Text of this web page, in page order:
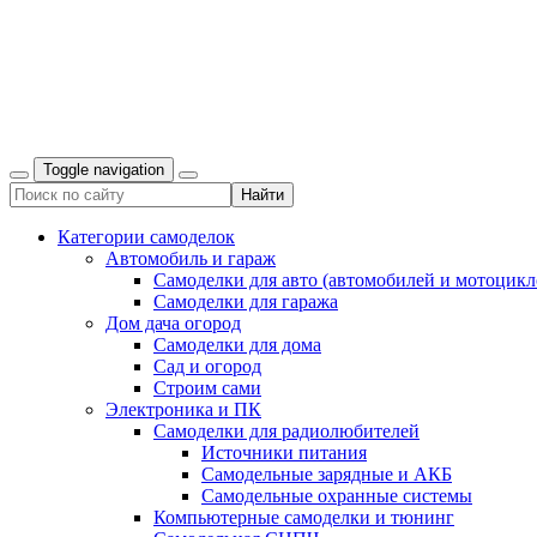
Toggle navigation
Категории самоделок
Автомобиль и гараж
Самоделки для авто (автомобилей и
Самоделки для гаража
Дом дача огород
Самоделки для дома
Сад и огород
Строим сами
Электроника и ПК
Самоделки для радиолюбителей
Источники питания
Самодельные зарядные и АКБ
Самодельные охранные системы
Компьютерные самоделки и тюнинг